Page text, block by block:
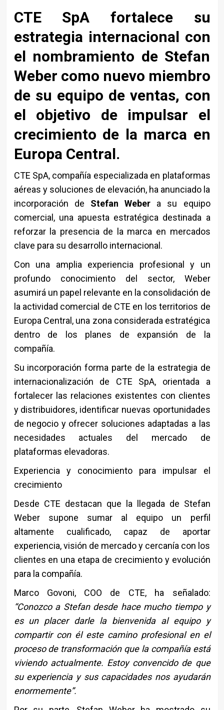
CTE SpA fortalece su
estrategia internacional con
el nombramiento de Stefan
Weber como nuevo miembro
de su equipo de ventas, con
el objetivo de impulsar el
crecimiento de la marca en
Europa Central.
CTE SpA, compañía especializada en plataformas
aéreas y soluciones de elevación, ha anunciado la
incorporación de Stefan Weber a su equipo
comercial, una apuesta estratégica destinada a
reforzar la presencia de la marca en mercados
clave para su desarrollo internacional.
Con una amplia experiencia profesional y un
profundo conocimiento del sector, Weber
asumirá un papel relevante en la consolidación de
la actividad comercial de CTE en los territorios de
Europa Central, una zona considerada estratégica
dentro de los planes de expansión de la
compañía.
Su incorporación forma parte de la estrategia de
internacionalización de CTE SpA, orientada a
fortalecer las relaciones existentes con clientes
y distribuidores, identificar nuevas oportunidades
de negocio y ofrecer soluciones adaptadas a las
necesidades actuales del mercado de
plataformas elevadoras.
Experiencia y conocimiento para impulsar el
crecimiento
Desde CTE destacan que la llegada de Stefan
Weber supone sumar al equipo un perfil
altamente cualificado, capaz de aportar
experiencia, visión de mercado y cercanía con los
clientes en una etapa de crecimiento y evolución
para la compañía.
Marco Govoni, COO de CTE, ha señalado:
“Conozco a Stefan desde hace mucho tiempo y
es un placer darle la bienvenida al equipo y
compartir con él este camino profesional en el
proceso de transformación que la compañía está
viviendo actualmente. Estoy convencido de que
su experiencia y sus capacidades nos ayudarán
enormemente”.